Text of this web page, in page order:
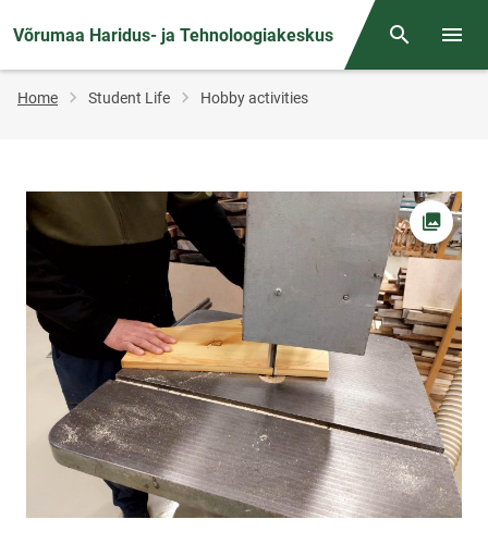
Võrumaa Haridus- ja Tehnoloogiakeskus Otsing
Breadcrumb
Home Student Life Hobby activities
Open